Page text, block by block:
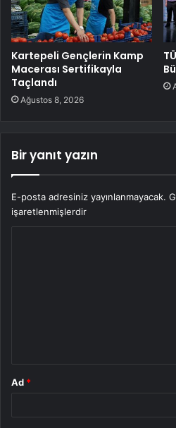
Kartepeli Gençlerin Kamp
Macerası Sertifikayla
Taçlandı
Ağustos 8, 2026
Bir yanıt yazın
E-posta adresiniz yayınlanmayacak.
işaretlenmişlerdir
Ad *